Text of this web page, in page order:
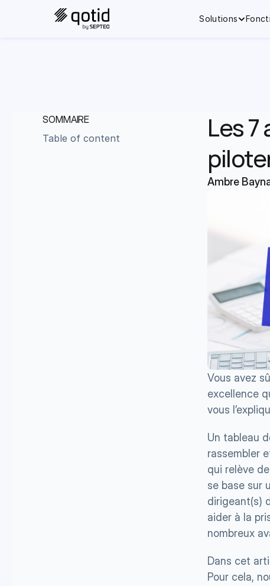
Solutions
SOMMAIRE
Table of content
Les
Ambre
Vous avez
excellence
vous
Un tableau
rassembler
qui relève
se base sur
dirigeant(s)
aider à la
nombreux
Dans cet
Pour cela,